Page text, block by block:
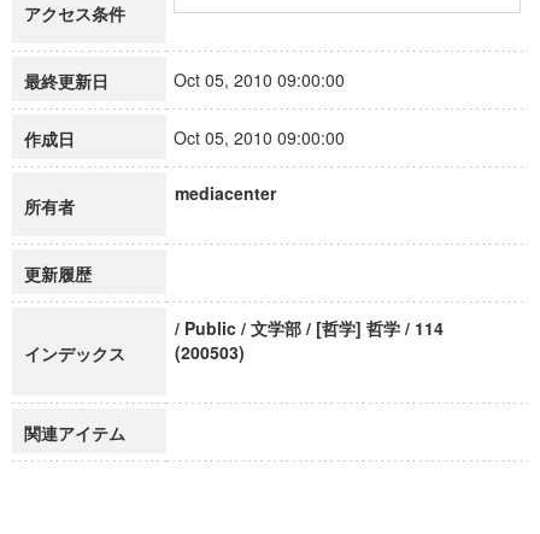
アクセス条件
最終更新日 Oct 05, 2010 09:00:00
作成日 Oct 05, 2010 09:00:00
所有者
mediacenter
更新履歴
インデックス
/ Public / 文学部 / [哲学] 哲学 / 114
(200503)
関連アイテム